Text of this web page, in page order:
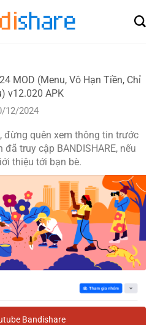
MOD (Menu, Vô Hạn Tiền, Chỉ
v12.020 APK
12/2024
đừng quên xem thông tin trước
truy cập BANDISHARE, nếu
thiệu tới bạn bè.
Bandishare